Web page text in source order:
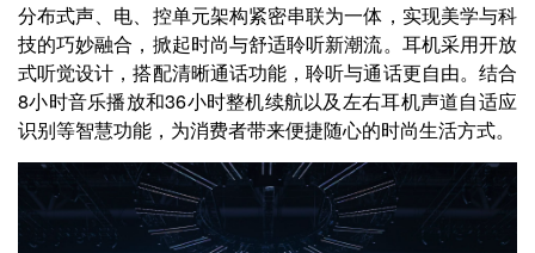
分布式声、电、控单元架构紧密串联为一体，实现美学与科
技的巧妙融合，掀起时尚与舒适聆听新潮流。耳机采用开放
式听觉设计，搭配清晰通话功能，聆听与通话更自由。结合
8小时音乐播放和36小时整机续航以及左右耳机声道自适应
识别等智慧功能，为消费者带来便捷随心的时尚生活方式。